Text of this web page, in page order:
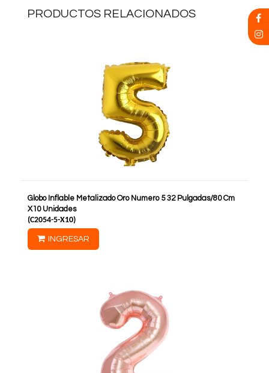
PRODUCTOS RELACIONADOS
Globo Inflable Metalizado Oro Numero 5 32 Pulgadas/80 Cm
X10 Unidades
(C2054-5-X10)
INGRESAR